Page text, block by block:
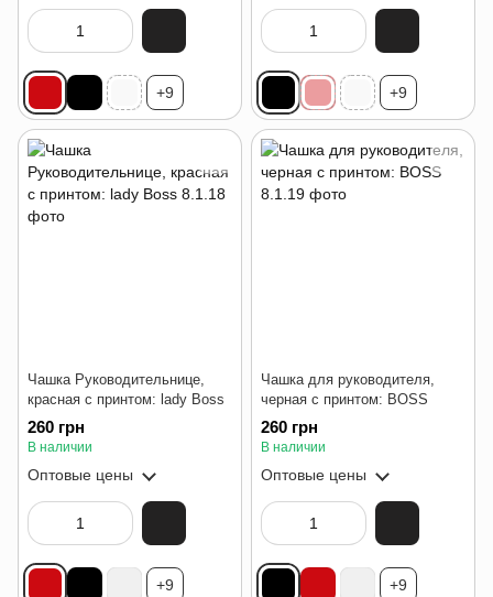
+9 +9
Чашка Руководительнице,
красная с принтом: lady Boss
260 грн
В наличии
Оптовые цены
+9
Чашка для руководителя,
черная с принтом: BOSS
260 грн
В наличии
Оптовые цены
+9